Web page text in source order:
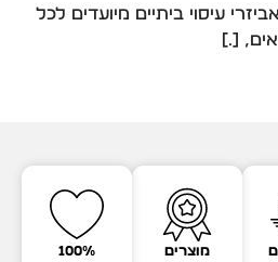
עיסוי ביתיים מיועדים לכל
[…]
מוצרים
100%